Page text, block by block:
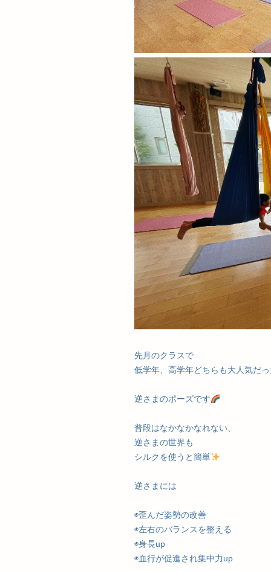
先月のクラスで
低学年、高学年どちらも大人気だ
逆さまのポーズです
普段はなかなかなれない、
逆さまの世界も
シルクを使うと簡単
逆さまには
◉歪んだ姿勢の改善
◉左右のバランスを整える
◉身長up
◉血行が促進され集中力up